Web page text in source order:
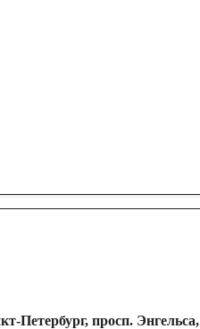
Петербург, просп. Энгельса,